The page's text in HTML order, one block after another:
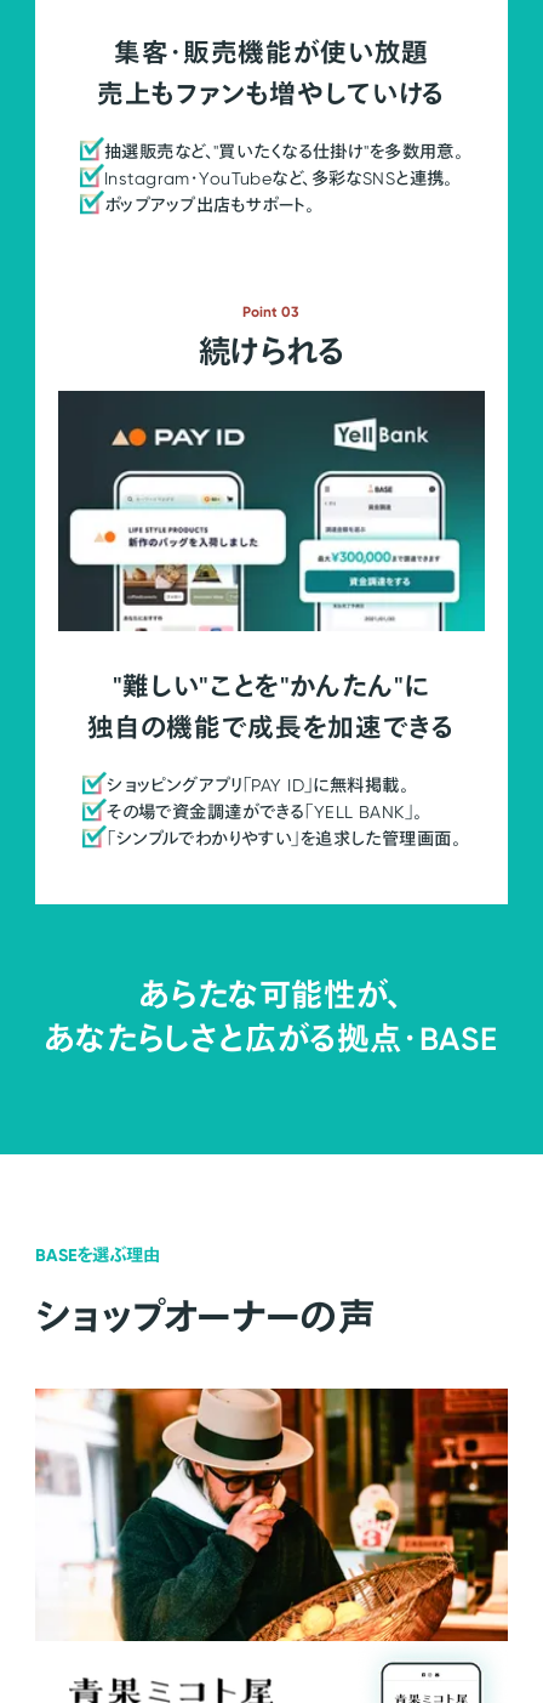
集客・販売機能が使い放題
売上もファンも増やしていける
抽選販売など、"買いたくなる仕掛け"を多数用意。
Instagram・YouTubeなど、多彩なSNSと連携。
ポップアップ出店もサポート。
Point 03
続けられる
"難しい"ことを"かんたん"に
独自の機能で成長を加速できる
ショッピングアプリ「PAY ID」に無料掲載。
その場で資金調達ができる「YELL BANK」。
「シンプルでわかりやすい」を追求した管理画面。
あらたな可能性が、
あなたらしさと広がる拠点・BASE
BASEを選ぶ理由
ショップオーナーの声